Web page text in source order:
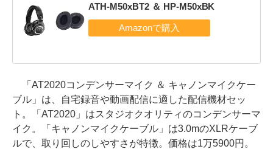
ATH-M50xBT2 ＆ HP-M50xBK
「AT2020コンデンサーマイク ＆ キャノンマイクケー
ブル」は、自宅録音や動画配信に適した配信機材セッ
ト。「AT2020」はスタジオクオリティのコンデンサーマ
イク。「キャノンマイクケーブル」は3.0mのXLRケーブ
ルで、取り回しのしやすさが特徴。価格は1万5900円。